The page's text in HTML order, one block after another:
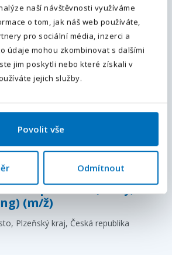
naší návštěvnosti využíváme
o tom, jak náš web používáte,
pro sociální média, inzerci a
údaje mohou zkombinovat s dalšími
jim poskytli nebo které získali v
jejich služby.
Povolit vše
Odmítnout
role ve finančním
kraj, Česká republika
české pobočk
Praha, Středočeský kraj
000 - 90 000Kč / měsíc
Specialist (mzdy,
(m/ž)
Plzeňský kraj, Česká republika
sezpracováním osobních údajů.
Odeslat